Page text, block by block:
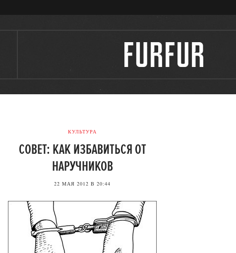
КУЛЬТУРА
СОВЕТ: КАК ИЗБАВИТЬСЯ ОТ
НАРУЧНИКОВ
22 МАЯ 2012 В 20:44